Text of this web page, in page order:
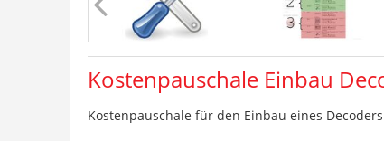
Kostenpauschale Einbau
Kostenpauschale für den Einbau eines